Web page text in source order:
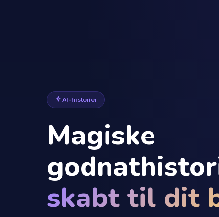
AI-historier
Magiske
skabt til dit